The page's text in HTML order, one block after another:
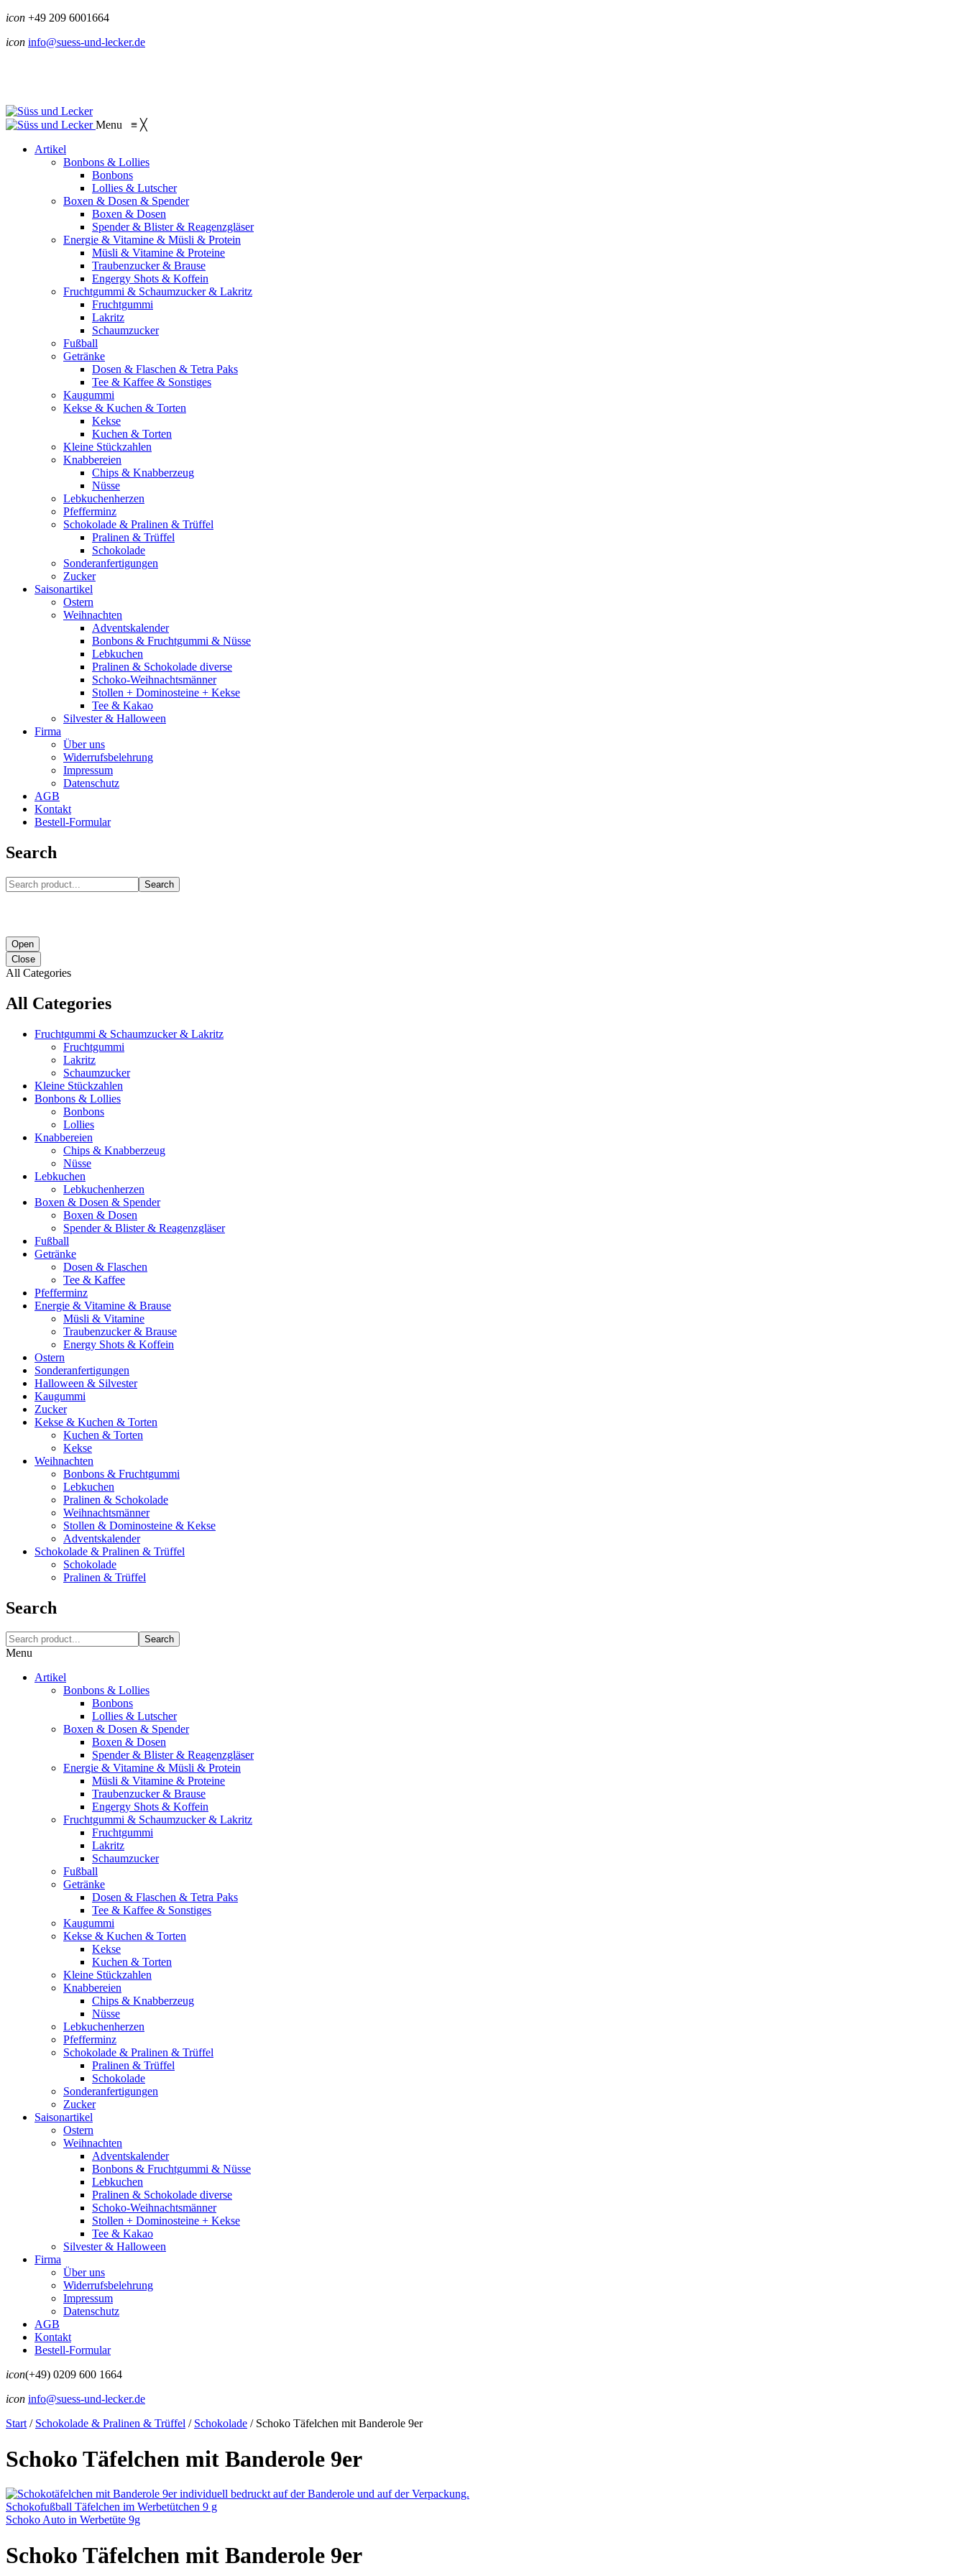
icon +49 209 6001664
icon info@suess-und-lecker.de
Menu ≡ ╳
Artikel
Bonbons & Lollies
Bonbons
Lollies & Lutscher
Boxen & Dosen & Spender
Boxen & Dosen
Spender & Blister & Reagenzgläser
Energie & Vitamine & Müsli & Protein
Müsli & Vitamine & Proteine
Traubenzucker & Brause
Engergy Shots & Koffein
Fruchtgummi & Schaumzucker & Lakritz
Fruchtgummi
Lakritz
Schaumzucker
Fußball
Getränke
Dosen & Flaschen & Tetra Paks
Tee & Kaffee & Sonstiges
Kaugummi
Kekse & Kuchen & Torten
Kekse
Kuchen & Torten
Kleine Stückzahlen
Knabbereien
Chips & Knabberzeug
Nüsse
Lebkuchenherzen
Pfefferminz
Schokolade & Pralinen & Trüffel
Pralinen & Trüffel
Schokolade
Sonderanfertigungen
Zucker
Saisonartikel
Ostern
Weihnachten
Adventskalender
Bonbons & Fruchtgummi & Nüsse
Lebkuchen
Pralinen & Schokolade diverse
Schoko-Weihnachtsmänner
Stollen + Dominosteine + Kekse
Tee & Kakao
Silvester & Halloween
Firma
Über uns
Widerrufsbelehrung
Impressum
Datenschutz
AGB
Kontakt
Bestell-Formular
Search
Search
Open
Close
All Categories
All Categories
Fruchtgummi & Schaumzucker & Lakritz
Fruchtgummi
Lakritz
Schaumzucker
Kleine Stückzahlen
Bonbons & Lollies
Bonbons
Lollies
Knabbereien
Chips & Knabberzeug
Nüsse
Lebkuchen
Lebkuchenherzen
Boxen & Dosen & Spender
Boxen & Dosen
Spender & Blister & Reagenzgläser
Fußball
Getränke
Dosen & Flaschen
Tee & Kaffee
Pfefferminz
Energie & Vitamine & Brause
Müsli & Vitamine
Traubenzucker & Brause
Energy Shots & Koffein
Ostern
Sonderanfertigungen
Halloween & Silvester
Kaugummi
Zucker
Kekse & Kuchen & Torten
Kuchen & Torten
Kekse
Weihnachten
Bonbons & Fruchtgummi
Lebkuchen
Pralinen & Schokolade
Weihnachtsmänner
Stollen & Dominosteine & Kekse
Adventskalender
Schokolade & Pralinen & Trüffel
Schokolade
Pralinen & Trüffel
Search
Search
Menu
Artikel
Bonbons & Lollies
Bonbons
Lollies & Lutscher
Boxen & Dosen & Spender
Boxen & Dosen
Spender & Blister & Reagenzgläser
Energie & Vitamine & Müsli & Protein
Müsli & Vitamine & Proteine
Traubenzucker & Brause
Engergy Shots & Koffein
Fruchtgummi & Schaumzucker & Lakritz
Fruchtgummi
Lakritz
Schaumzucker
Fußball
Getränke
Dosen & Flaschen & Tetra Paks
Tee & Kaffee & Sonstiges
Kaugummi
Kekse & Kuchen & Torten
Kekse
Kuchen & Torten
Kleine Stückzahlen
Knabbereien
Chips & Knabberzeug
Nüsse
Lebkuchenherzen
Pfefferminz
Schokolade & Pralinen & Trüffel
Pralinen & Trüffel
Schokolade
Sonderanfertigungen
Zucker
Saisonartikel
Ostern
Weihnachten
Adventskalender
Bonbons & Fruchtgummi & Nüsse
Lebkuchen
Pralinen & Schokolade diverse
Schoko-Weihnachtsmänner
Stollen + Dominosteine + Kekse
Tee & Kakao
Silvester & Halloween
Firma
Über uns
Widerrufsbelehrung
Impressum
Datenschutz
AGB
Kontakt
Bestell-Formular
icon(+49) 0209 600 1664
icon info@suess-und-lecker.de
Start / Schokolade & Pralinen & Trüffel / Schokolade /Schoko Täfelchen mit Banderole 9er
Schoko Täfelchen mit Banderole 9er
Schokofußball Täfelchen im Werbetütchen 9 g
Schoko Auto in Werbetüte 9g
Schoko Täfelchen mit Banderole 9er